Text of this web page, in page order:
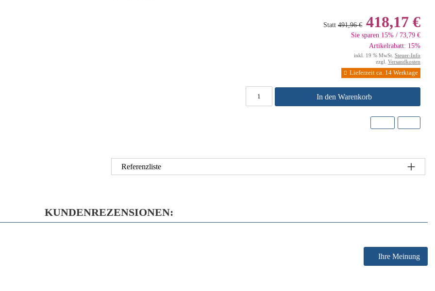
Statt 491,96 € 418,17 €
Sie sparen 15% / 73,79 €
Artikelrabatt: 15%
inkl. 19 % MwSt. Steuer-Info
zzgl. Versandkosten
Lieferzeit ca. 14 Werktage
In den Warenkorb
Referenzliste
KUNDENREZENSIONEN:
Ihre Meinung